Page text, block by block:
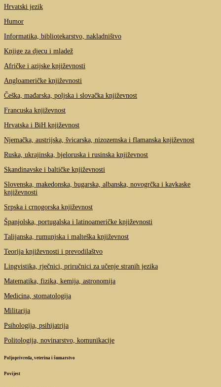
Hrvatski jezik
Humor
Informatika, bibliotekarstvo, nakladništvo
Knjige za djecu i mladež
Afričke i azijske književnosti
Angloameričke književnosti
Češka, mađarska, poljska i slovačka književnost
Francuska književnost
Hrvatska i BiH književnost
Njemačka, austrijska, švicarska, nizozemska i flamanska književnost
Ruska, ukrajinska, bjeloruska i rusinska književnost
Skandinavske i baltičke književnosti
Slovenska, makedonska, bugarska, albanska, novogrčka i kavkaske
književnosti
Srpska i crnogorska književnost
Španjolska, portugalska i latinoameričke književnosti
Talijanska, rumunjska i malteška književnost
Teorija književnosti i prevodilaštvo
Lingvistika, rječnici, priručnici za učenje stranih jezika
Matematika, fizika, kemija, astronomija
Medicina, stomatologija
Militarija
Psihologija, psihijatrija
Politologija, novinarstvo, komunikacije
Poljoprivreda, veterina i šumarstvo
Povijest